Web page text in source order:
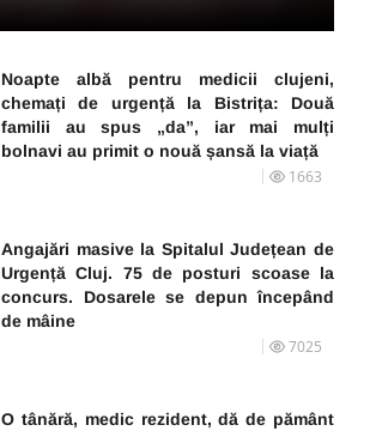
Noapte albă pentru medicii clujeni,
chemați de urgență la Bistrița: Două
familii au spus „da”, iar mai mulți
bolnavi au primit o nouă șansă la viață
1663
Angajări masive la Spitalul Județean de
Urgență Cluj. 75 de posturi scoase la
concurs. Dosarele se depun începând
de mâine
7025
O tânără, medic rezident, dă de pământ